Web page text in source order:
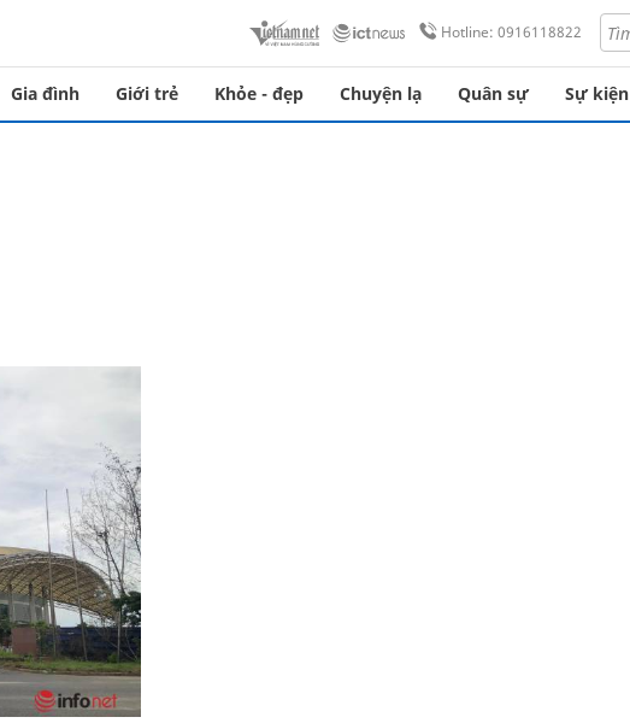
Hotline: 0916118822
Gia đình Giới trẻ Khỏe - đẹp Chuyện lạ Quân sự Sự kiện